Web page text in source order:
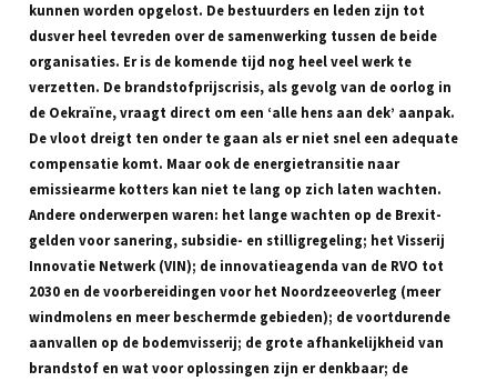
kunnen worden opgelost. De bestuurders en leden zijn tot
dusver heel tevreden over de samenwerking tussen de beide
organisaties. Er is de komende tijd nog heel veel werk te
verzetten. De brandstofprijscrisis, als gevolg van de oorlog in
de Oekraïne, vraagt direct om een ‘alle hens aan dek’ aanpak.
De vloot dreigt ten onder te gaan als er niet snel een adequate
compensatie komt. Maar ook de energietransitie naar
emissiearme kotters kan niet te lang op zich laten wachten.
Andere onderwerpen waren: het lange wachten op de Brexit-
gelden voor sanering, subsidie- en stilligregeling; het Visserij
Innovatie Netwerk (VIN); de innovatieagenda van de RVO tot
2030 en de voorbereidingen voor het Noordzeeoverleg (meer
windmolens en meer beschermde gebieden); de voortdurende
aanvallen op de bodemvisserij; de grote afhankelijkheid van
brandstof en wat voor oplossingen zijn er denkbaar; de